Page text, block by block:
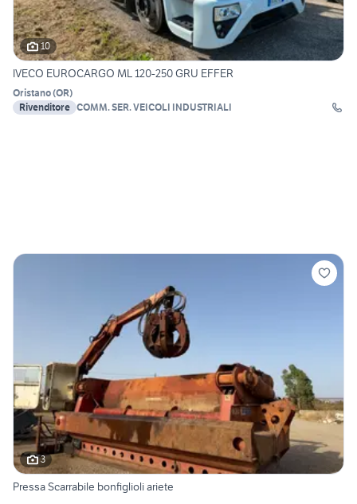
10
IVECO EUROCARGO ML 120-250 GRU EFFER
Oristano(OR)
Rivenditore COMM. SER. VEICOLI INDUSTRIALI
3
Pressa Scarrabile bonfiglioli ariete